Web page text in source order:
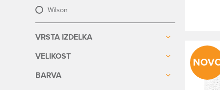
Wilson
VRSTA IZDELKA
VELIKOST
BARVA